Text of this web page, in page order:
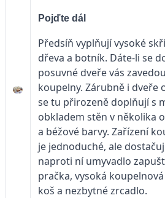
Pojďte dál
Předsíň vyplňují vysoké
dřeva a botník. Dáte-li se
posuvné dveře vás
koupelny. Zárubně i dveře
se tu přirozeně doplňují s
obkladem stěn v několika
a béžové barvy. Zařízení
je jednoduché, ale
naproti ní umyvadlo
pračka, vysoká
koš a nezbytné zrcadlo.